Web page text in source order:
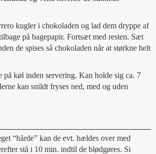
kugler i chokoladen og lad dem dryppe af
på bagepapir. Fortsæt med resten. Sæt
de spises så chokoladen når at størkne helt
på køl inden servering. Kan holde sig ca. 7
kan snildt fryses ned, med og uden
“hårde” kan de evt. hældes over med
stå i 10 min. indtil de blødgøres. Si